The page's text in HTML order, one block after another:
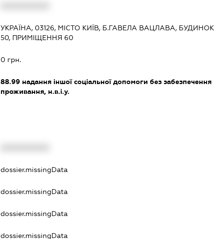
УКРАЇНА, 03126, МІСТО КИЇВ, Б.ГАВЕЛА ВАЦЛАВА, БУДИНОК
50, ПРИМІЩЕННЯ 60
0 грн.
88.99надання іншої соціальної допомоги без забезпечення
проживання, н.в.і.у.
dossier.missingData
dossier.missingData
dossier.missingData
dossier.missingData